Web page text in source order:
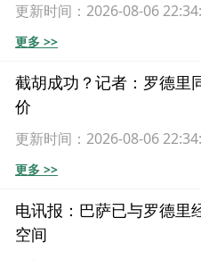
更新时间：2026-08-06
更多 >>
截胡成功？记者：罗德里
价
更新时间：2026-08-06
更多 >>
电讯报：巴萨已与罗德里
空间